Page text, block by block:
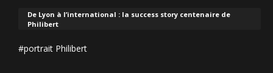
De Lyon à l’international : la success story centenaire de
Philibert
#portrait Philibert